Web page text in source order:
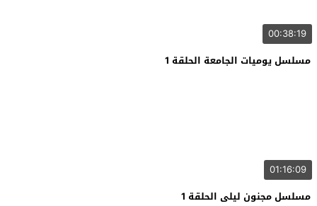
00:38:19
مسلسل يوميات الجامعة الحلقة 1
01:16:09
مسلسل مجنون ليلى الحلقة 1